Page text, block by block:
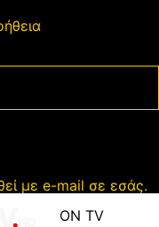
με e-mail σε εσάς.
ON TV